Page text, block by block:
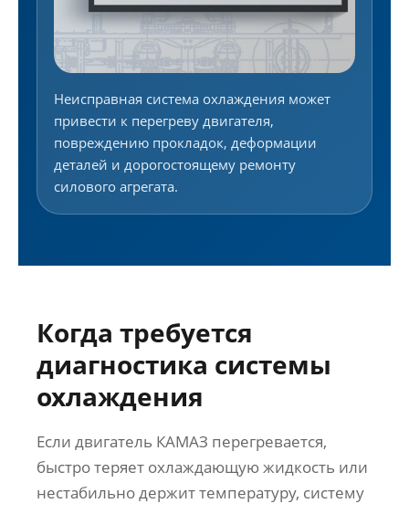
Неисправная система охлаждения может
привести к перегреву двигателя,
повреждению прокладок, деформации
деталей и дорогостоящему ремонту
силового агрегата.
Когда требуется
диагностика системы
охлаждения
Если двигатель КАМАЗ перегревается,
быстро теряет охлаждающую жидкость или
нестабильно держит температуру, систему